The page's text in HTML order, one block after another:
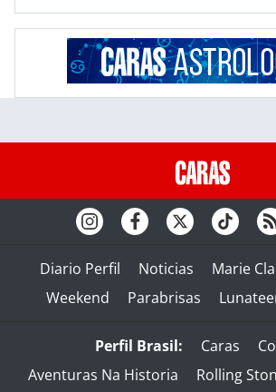
Diario Perfil Noticias Marie
Weekend
Parabrisas
Perfil Brasil: Caras
Aventuras Na Historia
Rolling